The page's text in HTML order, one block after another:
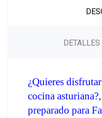
¿Quieres
cocina
preparado para